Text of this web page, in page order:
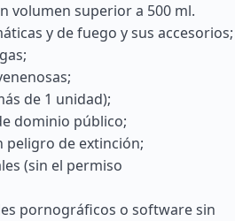
volumen superior a 500 ml.
y de fuego y sus accesorios;
de 1 unidad);
dominio público;
peligro de extinción;
(sin el permiso
pornográficos o software sin